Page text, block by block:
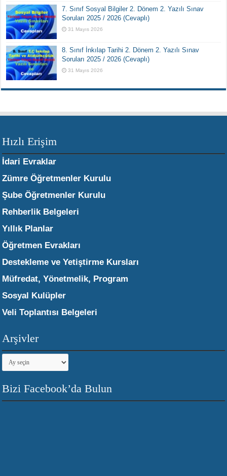
7. Sınıf Sosyal Bilgiler 2. Dönem 2. Yazılı Sınav
Soruları 2025 / 2026 (Cevaplı)
31 Mayıs 2026
8. Sınıf İnkılap Tarihi 2. Dönem 2. Yazılı Sınav
Soruları 2025 / 2026 (Cevaplı)
31 Mayıs 2026
Hızlı Erişim
İdari Evraklar
Zümre Öğretmenler Kurulu
Şube Öğretmenler Kurulu
Rehberlik Belgeleri
Yıllık Planlar
Öğretmen Evrakları
Destekleme ve Yetiştirme Kursları
Müfredat, Yönetmelik, Program
Sosyal Kulüpler
Veli Toplantısı Belgeleri
Arşivler
Arşivler
Bizi Facebook’da Bulun